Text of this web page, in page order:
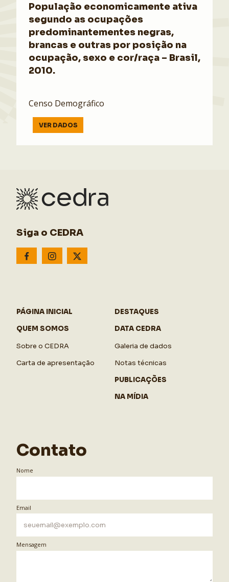
População economicamente ativa
segundo as ocupações
predominantementes negras,
brancas e outras por posição na
ocupação, sexo e cor/raça – Brasil,
2010.
Censo Demográfico
VER DADOS
Siga o CEDRA
PÁGINA INICIAL
QUEM SOMOS
Sobre o CEDRA
Carta de apresentação
DESTAQUES
DATA CEDRA
Galeria de dados
Notas técnicas
PUBLICAÇÕES
NA MÍDIA
Contato
Nome
Email
Mensagem